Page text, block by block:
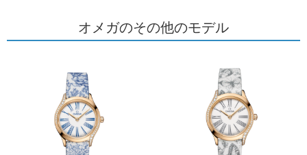
オメガのその他のモデル